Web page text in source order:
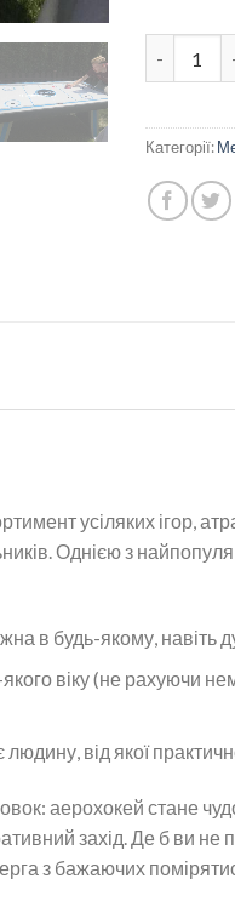
Категорії:
усіляких ігор,
Однією з
в будь-якому,
віку (не рахуючи
від якої
аерохокей стане
захід. Де б ви
з бажаючих